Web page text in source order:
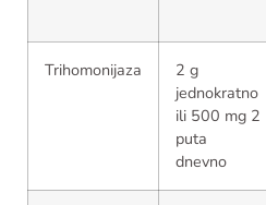
Trihomonijaza
2 g
jednokratno
ili 500 mg 2
puta
dnevno